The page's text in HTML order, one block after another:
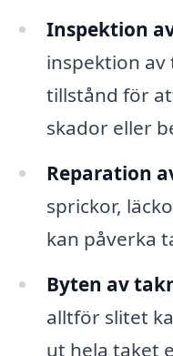
Inspektion
inspektion
tillstånd för
skador eller
Reparation
sprickor,
kan påverka
Byten av
alltför slitet
ut hela taket